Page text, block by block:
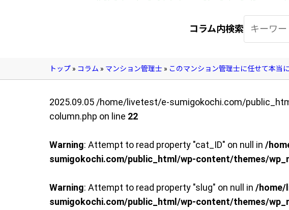
コラム内検索
トップ » コラム » マンション管理士 » このマンション管理士に任せて本当
2025.09.05 /home/livetest/e-sumigokochi.com/
column.php on line 22
Warning: Attempt to read property "cat_ID" on null in /
sumigokochi.com/public_html/wp-content/themes/
Warning: Attempt to read property "slug" on null in /home/
sumigokochi.com/public_html/wp-content/themes/
無料よろづ相談
会社案内
会社概要
経営理念 »